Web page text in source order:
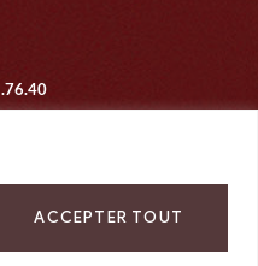
ACCEPTER TOUT
|Confidentialité